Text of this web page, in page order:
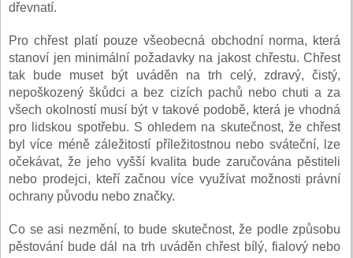
dřevnatí.
Pro chřest platí pouze všeobecná obchodní norma, která
stanoví jen minimální požadavky na jakost chřestu. Chřest
tak bude muset být uváděn na trh celý, zdravý, čistý,
nepoškozený škůdci a bez cizích pachů nebo chuti a za
všech okolností musí být v takové podobě, která je vhodná
pro lidskou spotřebu. S ohledem na skutečnost, že chřest
byl více méně záležitostí příležitostnou nebo sváteční, lze
očekávat, že jeho vyšší kvalita bude zaručována pěstiteli
nebo prodejci, kteří začnou více využívat možnosti právní
ochrany původu nebo značky.
Co se asi nezmění, to bude skutečnost, že podle způsobu
pěstování bude dál na trh uváděn chřest bílý, fialový nebo